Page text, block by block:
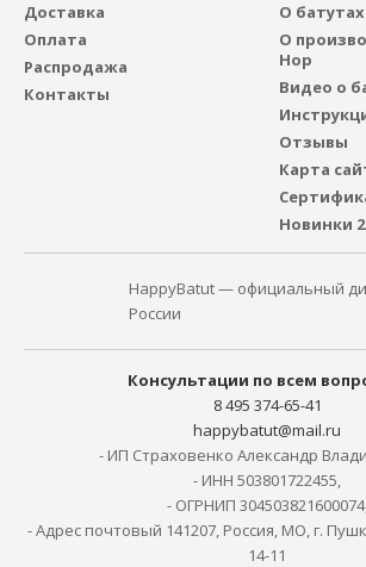
Доставка
Оплата
Распродажа
Контакты
О батутах
О
Hop
Видео о
Отзывы
Карта
Новинки
HappyBatut — официальный
России
Консультации по всем
8 495 374-65-41
happybatut@mail.ru
- ИП Страховенко Александр
- ИНН 503801722455,
- ОГРНИП
- Адрес почтовый 141207, Россия, МО, г.
14-11